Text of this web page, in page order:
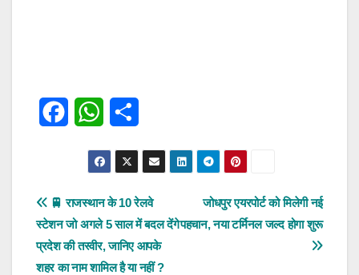
e
b
W
a
t
s
A
a
r
e
पोस्ट
नेविगेशन
जोधपुर एयरपोर्ट को मिलेगी नई
पहचान, नया टर्मिनल जल्द होगा शुरू
🚆 राजस्थान के 10 रेलवे
स्टेशन जो अगले 5 साल में बदल देंगे
प्रदेश की तस्वीर, जानिए आपके
शहर का नाम शामिल है या नहीं ?